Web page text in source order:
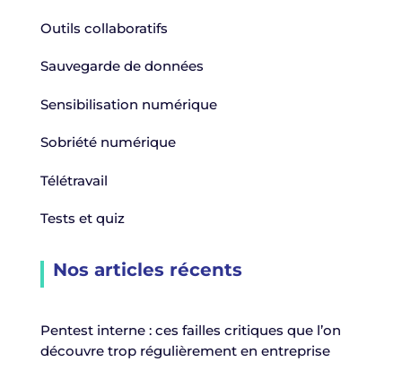
Outils collaboratifs
Sauvegarde de données
Sensibilisation numérique
Sobriété numérique
Télétravail
Tests et quiz
Nos articles récents
Pentest interne : ces failles critiques que l’on
découvre trop régulièrement en entreprise